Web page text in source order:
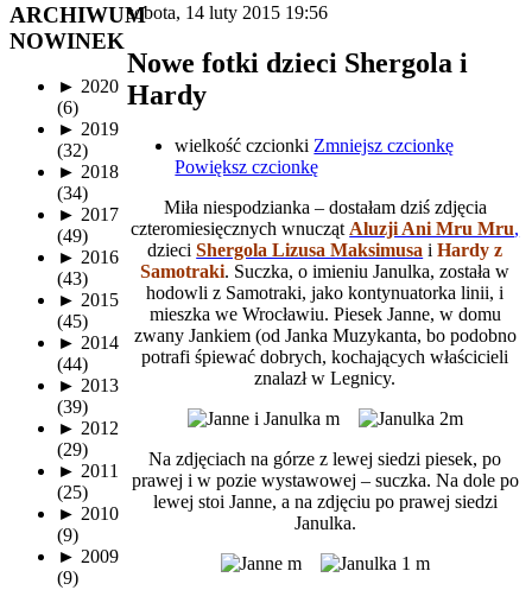
sobota, 14 luty 2015 19:56
Nowe fotki dzieci Shergola i
Hardy
wielkość czcionki Zmniejsz czcionkę
Powiększ czcionkę
Miła niespodzianka ‒ dostałam dziś zdjęcia
czteromiesięcznych wnucząt Aluzji Ani Mru Mru,
dzieciShergola Lizusa Maksimusa i Hardy z
Samotraki. Suczka, o imieniu Janulka, została w
hodowli z Samotraki, jako kontynuatorka linii, i
mieszka we Wrocławiu. Piesek Janne, w domu
zwany Jankiem (od Janka Muzykanta, bo podobno
potrafi śpiewać dobrych, kochających właścicieli
znalazł w Legnicy.
Na zdjęciach na górze z lewej siedzi piesek, po
prawej i w pozie wystawowej ‒ suczka. Na dole po
lewej stoi Janne, a na zdjęciu po prawej siedzi
Janulka.
ARCHIWUM
NOWINEK
► 2020
(6)
► 2019
(32)
► 2018
(34)
► 2017
(49)
► 2016
(43)
► 2015
(45)
► 2014
(44)
► 2013
(39)
► 2012
(29)
► 2011
(25)
► 2010
(9)
► 2009
(9)